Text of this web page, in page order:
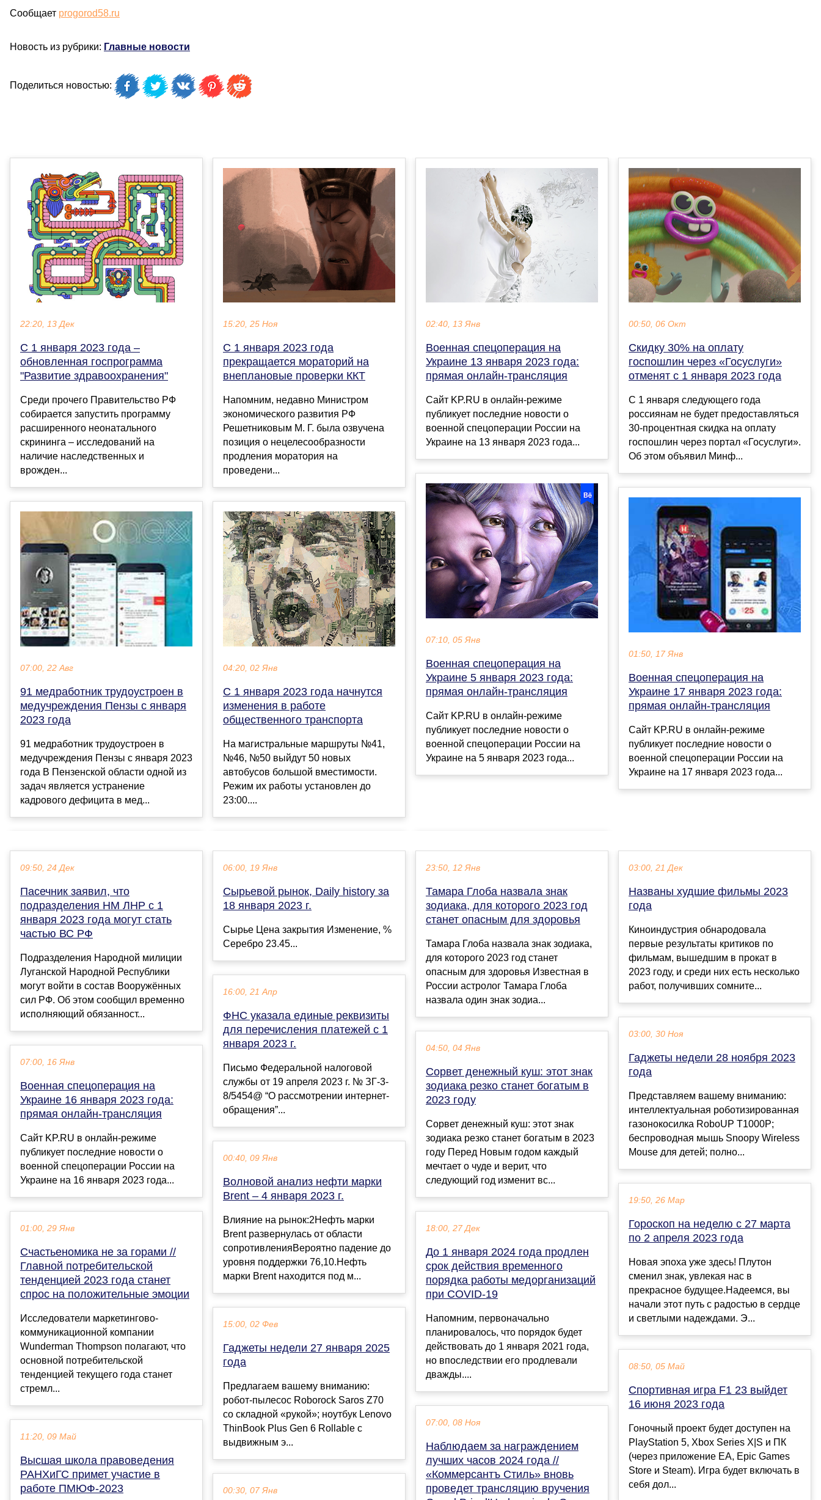
Сообщает progorod58.ru
Новость из рубрики: Главные новости
Поделиться новостью:
22:20, 13 Дек
С 1 января 2023 года –
обновленная госпрограмма
"Развитие здравоохранения"
Среди прочего Правительство РФ
собирается запустить программу
расширенного неонатального
скрининга – исследований на
наличие наследственных и
врожден...
07:00, 22 Авг
91 медработник трудоустроен в
медучреждения Пензы с января
2023 года
91 медработник трудоустроен в
медучреждения Пензы с января 2023
года В Пензенской области одной из
задач является устранение
кадрового дефицита в мед...
15:20, 25 Ноя
С 1 января 2023 года
прекращается мораторий на
внеплановые проверки ККТ
Напомним, недавно Министром
экономического развития РФ
Решетниковым М. Г. была озвучена
позиция о нецелесообразности
продления моратория на
проведени...
04:20, 02 Янв
С 1 января 2023 года начнутся
изменения в работе
общественного транспорта
На магистральные маршруты №41,
№46, №50 выйдут 50 новых
автобусов большой вместимости.
Режим их работы установлен до
23:00....
02:40, 13 Янв
Военная спецоперация на
Украине 13 января 2023 года:
прямая онлайн-трансляция
Сайт KP.RU в онлайн-режиме
публикует последние новости о
военной спецоперации России на
Украине на 13 января 2023 года...
07:10, 05 Янв
Военная спецоперация на
Украине 5 января 2023 года:
прямая онлайн-трансляция
Сайт KP.RU в онлайн-режиме
публикует последние новости о
военной спецоперации России на
Украине на 5 января 2023 года...
00:50, 06 Окт
Скидку 30% на оплату
госпошлин через «Госуслуги»
отменят с 1 января 2023 года
С 1 января следующего года
россиянам не будет предоставляться
30-процентная скидка на оплату
госпошлин через портал «Госуслуги».
Об этом объявил Минф...
01:50, 17 Янв
Военная спецоперация на
Украине 17 января 2023 года:
прямая онлайн-трансляция
Сайт KP.RU в онлайн-режиме
публикует последние новости о
военной спецоперации России на
Украине на 17 января 2023 года...
09:50, 24 Дек
Пасечник заявил, что
подразделения НМ ЛНР с 1
января 2023 года могут стать
частью ВС РФ
Подразделения Народной милиции
Луганской Народной Республики
могут войти в состав Вооружённых
сил РФ. Об этом сообщил временно
исполняющий обязанност...
07:00, 16 Янв
Военная спецоперация на
Украине 16 января 2023 года:
прямая онлайн-трансляция
Сайт KP.RU в онлайн-режиме
публикует последние новости о
военной спецоперации России на
Украине на 16 января 2023 года...
01:00, 29 Янв
Счастьеномика не за горами //
Главной потребительской
тенденцией 2023 года станет
спрос на положительные эмоции
Исследователи маркетингово-
коммуникационной компании
Wunderman Thompson полагают, что
основной потребительской
тенденцией текущего года станет
стремл...
11:20, 09 Май
Высшая школа правоведения
РАНХиГС примет участие в
работе ПМЮФ-2023
06:00, 19 Янв
Сырьевой рынок, Daily history за
18 января 2023 г.
Сырье Цена закрытия Изменение, %
Серебро 23.45...
16:00, 21 Апр
ФНС указала единые реквизиты
для перечисления платежей с 1
января 2023 г.
Письмо Федеральной налоговой
службы от 19 апреля 2023 г. № ЗГ-3-
8/5454@ “О рассмотрении интернет-
обращения”...
00:40, 09 Янв
Волновой анализ нефти марки
Brent – 4 января 2023 г.
Влияние на рынок:2Нефть марки
Brent развернулась от области
сопротивленияВероятно падение до
уровня поддержки 76,10.Нефть
марки Brent находится под м...
15:00, 02 Фев
Гаджеты недели 27 января 2025
года
Предлагаем вашему вниманию:
робот-пылесос Roborock Saros Z70
со складной «рукой»; ноутбук Lenovo
ThinBook Plus Gen 6 Rollable с
выдвижным э...
00:30, 07 Янв
23:50, 12 Янв
Тамара Глоба назвала знак
зодиака, для которого 2023 год
станет опасным для здоровья
Тамара Глоба назвала знак зодиака,
для которого 2023 год станет
опасным для здоровья Известная в
России астролог Тамара Глоба
назвала один знак зодиа...
04:50, 04 Янв
Сорвет денежный куш: этот знак
зодиака резко станет богатым в
2023 году
Сорвет денежный куш: этот знак
зодиака резко станет богатым в 2023
году Перед Новым годом каждый
мечтает о чуде и верит, что
следующий год изменит вс...
18:00, 27 Дек
До 1 января 2024 года продлен
срок действия временного
порядка работы медорганизаций
при COVID-19
Напомним, первоначально
планировалось, что порядок будет
действовать до 1 января 2021 года,
но впоследствии его продлевали
дважды....
07:00, 08 Ноя
Наблюдаем за награждением
лучших часов 2024 года //
«Коммерсантъ Стиль» вновь
проведет трансляцию вручения
03:00, 21 Дек
Названы худшие фильмы 2023
года
Киноиндустрия обнародовала
первые результаты критиков по
фильмам, вышедшим в прокат в
2023 году, и среди них есть несколько
работ, получивших сомните...
03:00, 30 Ноя
Гаджеты недели 28 ноября 2023
года
Представляем вашему вниманию:
интеллектуальная роботизированная
газонокосилка RoboUP T1000P;
беспроводная мышь Snoopy Wireless
Mouse для детей; полно...
19:50, 26 Мар
Гороскоп на неделю с 27 марта
по 2 апреля 2023 года
Новая эпоха уже здесь! Плутон
сменил знак, увлекая нас в
прекрасное будущее.Надеемся, вы
начали этот путь с радостью в сердце
и светлыми надеждами. Э...
08:50, 05 Май
Спортивная игра F1 23 выйдет
16 июня 2023 года
Гоночный проект будет доступен на
PlayStation 5, Xbox Series X|S и ПК
(через приложение EA, Epic Games
Store и Steam). Игра будет включать в
себя дол...